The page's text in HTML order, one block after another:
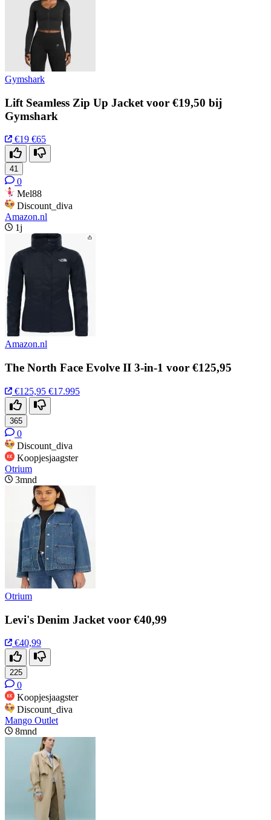
Gymshark
Lift Seamless Zip Up Jacket voor €19,50 bij
Gymshark
€19 €65
41
0
Mel88
Discount_diva
Amazon.nl
1j
Amazon.nl
The North Face Evolve II 3-in-1 voor €125,95
€125,95 €17.995
365
0
Discount_diva
Koopjesjaagster
Otrium
3mnd
Otrium
Levi's Denim Jacket voor €40,99
€40,99
225
0
Koopjesjaagster
Discount_diva
Mango Outlet
8mnd